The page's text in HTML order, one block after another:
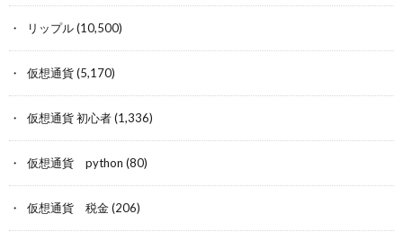
リップル(10,500)
仮想通貨(5,170)
仮想通貨 初心者(1,336)
仮想通貨 python (80)
仮想通貨 税金(206)